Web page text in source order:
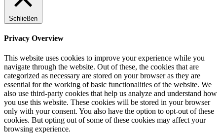
Schließen
Privacy Overview
This website uses cookies to improve your experience while you
navigate through the website. Out of these, the cookies that are
categorized as necessary are stored on your browser as they are
essential for the working of basic functionalities of the website. We
also use third-party cookies that help us analyze and understand how
you use this website. These cookies will be stored in your browser
only with your consent. You also have the option to opt-out of these
cookies. But opting out of some of these cookies may affect your
browsing experience.